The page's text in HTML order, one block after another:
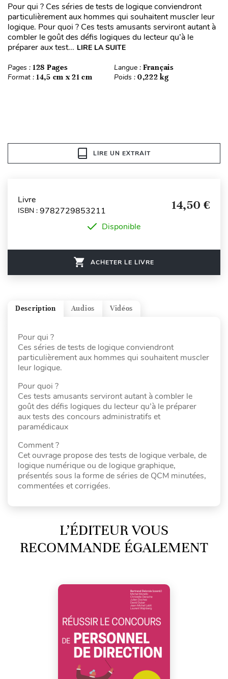
Pour qui ? Ces séries de tests de logique conviendront
particulièrement aux hommes qui souhaitent muscler leur
logique. Pour quoi ? Ces tests amusants serviront autant à
combler le goût des défis logiques du lecteur qu’à le
préparer aux test... LIRE LA SUITE
Pages : 128 Pages Langue : Français
Format : 14,5 cm x 21 cm Poids : 0,222 kg
LIRE UN EXTRAIT
Livre
ISBN : 9782729853211 14,50 €
Disponible
ACHETER LE LIVRE
Vidéos
Audios
Description
Pour qui ?
Ces séries de tests de logique conviendront
particulièrement aux hommes qui souhaitent muscler
leur logique.
Pour quoi ?
Ces tests amusants serviront autant à combler le
goût des défis logiques du lecteur qu’à le préparer
aux tests des concours administratifs et
paramédicaux
Comment ?
Cet ouvrage propose des tests de logique verbale, de
logique numérique ou de logique graphique,
présentés sous la forme de séries de QCM minutées,
commentées et corrigées.
L’ÉDITEUR VOUS
RECOMMANDE ÉGALEMENT